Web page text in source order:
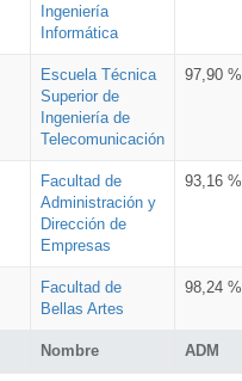
Nombre ADM
Ingeniería
Informática
Escuela Técnica
Superior de
Ingeniería de
Telecomunicación
97,90 %
Facultad de
Administración y
Dirección de
Empresas
93,16 %
Facultad de
Bellas Artes
98,24 %